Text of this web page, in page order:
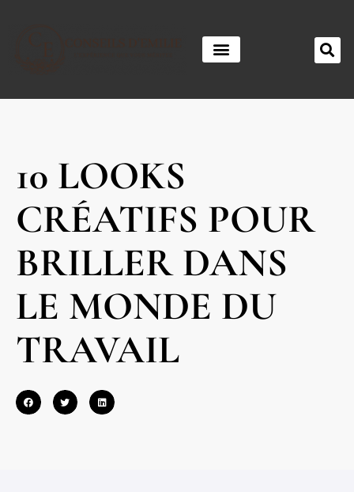
10 LOOKS
CRÉATIFS POUR
BRILLER DANS
LE MONDE DU
TRAVAIL